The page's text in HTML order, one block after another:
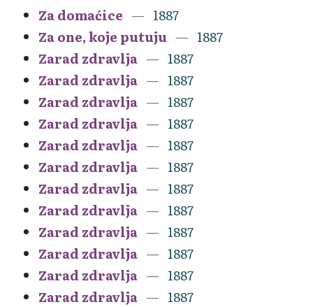
Za domaćice
1887
Za one, koje putuju
1887
Zarad zdravlja
1887
Zarad zdravlja
1887
Zarad zdravlja
1887
Zarad zdravlja
1887
Zarad zdravlja
1887
Zarad zdravlja
1887
Zarad zdravlja
1887
Zarad zdravlja
1887
Zarad zdravlja
1887
Zarad zdravlja
1887
Zarad zdravlja
1887
Zarad zdravlja
1887